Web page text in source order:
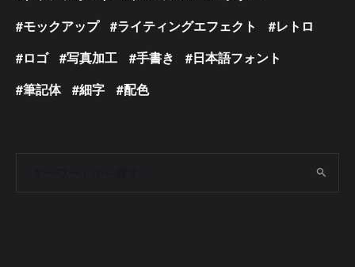
モックアップ
ライティングエフェクト
レトロ
ロゴ
写真加工 手書き
日本語フォント
筆記体
細字 配色